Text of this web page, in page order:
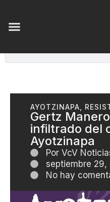
AYOTZINAPA
Gertz
infiltrado del
Ayotzinapa
Por VcV
septiembre 29,
No hay